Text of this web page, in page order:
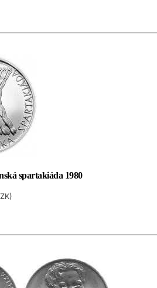
spartakiáda 1980
)